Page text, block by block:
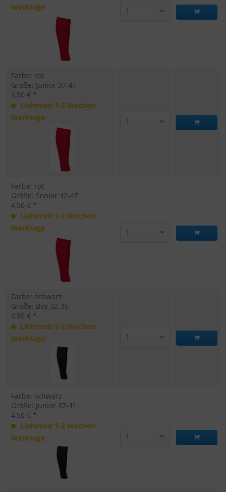
Werktage
Farbe: rot
Größe: Junior 37-41
4,50 € *
Lieferzeit 1-2 Wochen
Werktage
Farbe: rot
Größe: Senior 42-47
4,50 € *
Lieferzeit 1-2 Wochen
Werktage
Farbe: schwarz
Größe: Boy 32-36
4,50 € *
Lieferzeit 1-2 Wochen
Werktage
Farbe: schwarz
Größe: Junior 37-41
4,50 € *
Lieferzeit 1-2 Wochen
Werktage